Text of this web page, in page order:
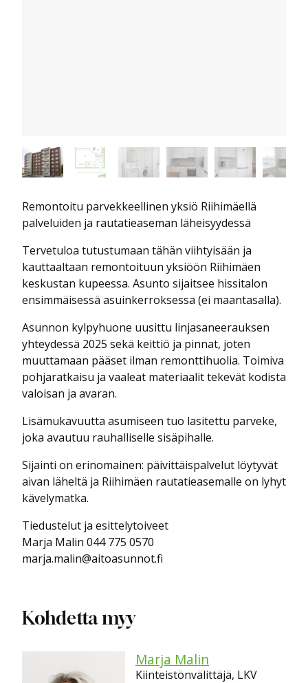
Remontoitu parvekkeellinen yksiö Riihimäellä
palveluiden ja rautatieaseman läheisyydessä
Tervetuloa tutustumaan tähän viihtyisään ja
kauttaaltaan remontoituun yksiöön Riihimäen
keskustan kupeessa. Asunto sijaitsee hissitalon
ensimmäisessä asuinkerroksessa (ei maantasalla).
Asunnon kylpyhuone uusittu linjasaneerauksen
yhteydessä 2025 sekä keittiö ja pinnat, joten
muuttamaan pääset ilman remonttihuolia. Toimiva
pohjaratkaisu ja vaaleat materiaalit tekevät kodista
valoisan ja avaran.
Lisämukavuutta asumiseen tuo lasitettu parveke,
joka avautuu rauhalliselle sisäpihalle.
Sijainti on erinomainen: päivittäispalvelut löytyvät
aivan läheltä ja Riihimäen rautatieasemalle on lyhyt
kävelymatka.
Tiedustelut ja esittelytoiveet
Marja Malin 044 775 0570
marja.malin@aitoasunnot.fi
Kohdetta myy
Marja Malin
Kiinteistönvälittäjä, LKV